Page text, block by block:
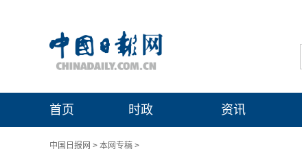
首页 时政 资讯
中国日报网 > 本网专稿 >